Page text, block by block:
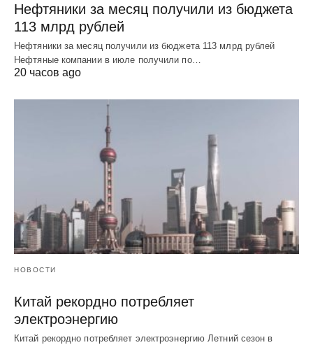
Нефтяники за месяц получили из бюджета
113 млрд рублей
Нефтяники за месяц получили из бюджета 113 млрд рублей
Нефтяные компании в июле получили по…
20 часов ago
НОВОСТИ
Китай рекордно потребляет
электроэнергию
Китай рекордно потребляет электроэнергию Летний сезон в